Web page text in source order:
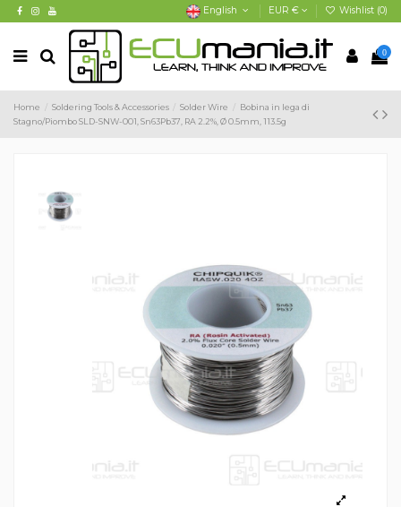
English EUR € Wishlist (0)
0
Home Soldering Tools & Accessories Solder Wire
Bobina in lega di
Stagno/Piombo SLD-SNW-001, Sn63Pb37, RA 2.2%, Ø 0.5mm, 113.5g